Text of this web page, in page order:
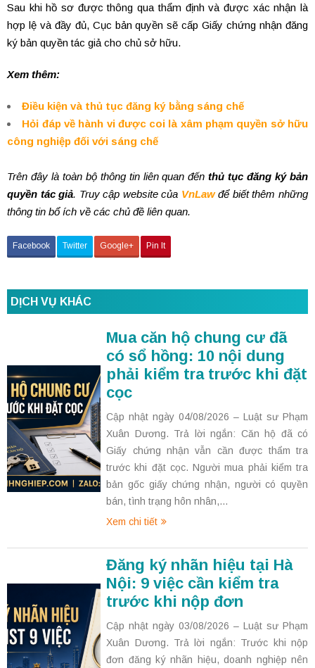
Sau khi hồ sơ được thông qua thẩm định và được xác nhận là
hợp lệ và đầy đủ, Cục bản quyền sẽ cấp Giấy chứng nhận đăng
ký bản quyền tác giả cho chủ sở hữu.
Xem thêm:
Điều kiện và thủ tục đăng ký bằng sáng chế
Hỏi đáp về hành vi được coi là xâm phạm quyền sở hữu
công nghiệp đối với sáng chế
Trên đây là toàn bộ thông tin liên quan đến thủ tục đăng ký bản
quyền tác giả. Truy cập website của VnLawđể biết thêm những
thông tin bổ ích về các chủ đề liên quan.
Facebook Twitter Google+ Pin It
DỊCH VỤ KHÁC
Mua căn hộ chung cư đã
có sổ hồng: 10 nội dung
phải kiểm tra trước khi đặt
cọc
Cập nhật ngày 04/08/2026 – Luật sư Phạm
Xuân Dương. Trả lời ngắn: Căn hộ đã có
Giấy chứng nhận vẫn cần được thẩm tra
trước khi đặt cọc. Người mua phải kiểm tra
bản gốc giấy chứng nhận, người có quyền
bán, tình trạng hôn nhân,...
Xem chi tiết
Đăng ký nhãn hiệu tại Hà
Nội: 9 việc cần kiểm tra
trước khi nộp đơn
Cập nhật ngày 03/08/2026 – Luật sư Phạm
Xuân Dương. Trả lời ngắn: Trước khi nộp
đơn đăng ký nhãn hiệu, doanh nghiệp nên